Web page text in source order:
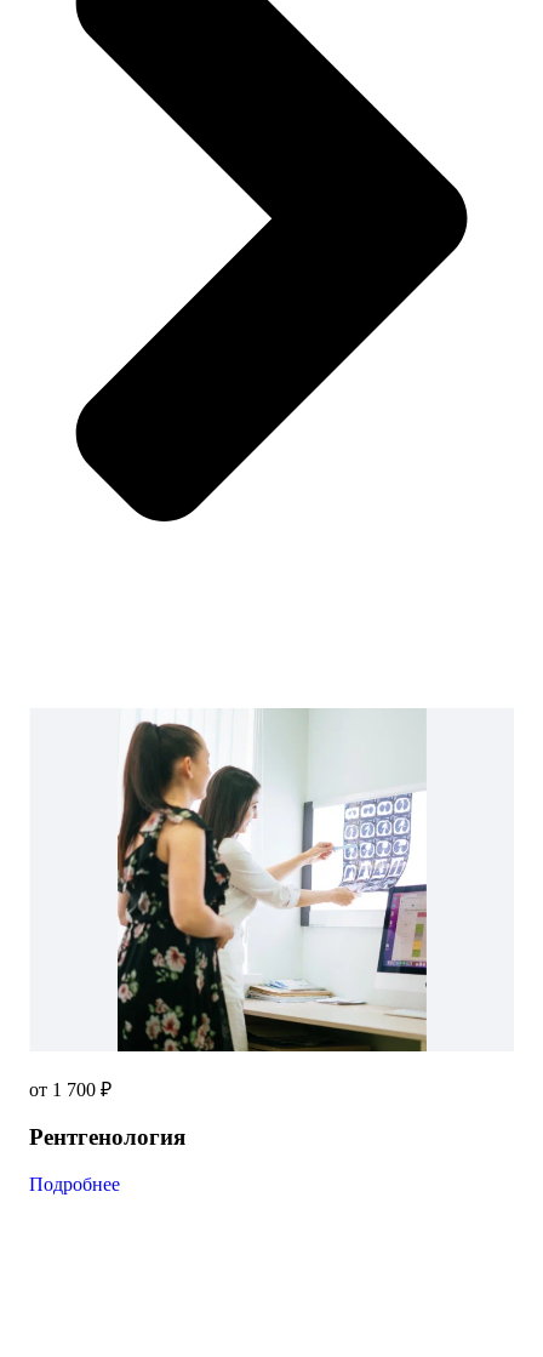
от 1 700 ₽
Рентгенология
Подробнее